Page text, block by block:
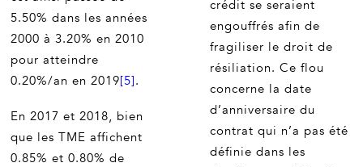
5.50% dans les années
2000 à 3.20% en 2010
pour atteindre
0.20%/an en 2019[5].
En 2017 et 2018, bien
que les TME affichent
0.85% et 0.80% de
crédit se seraient
engouffrés afin de
fragiliser le droit de
résiliation. Ce flou
concerne la date
d’anniversaire du
contrat qui n’a pas été
définie dans les